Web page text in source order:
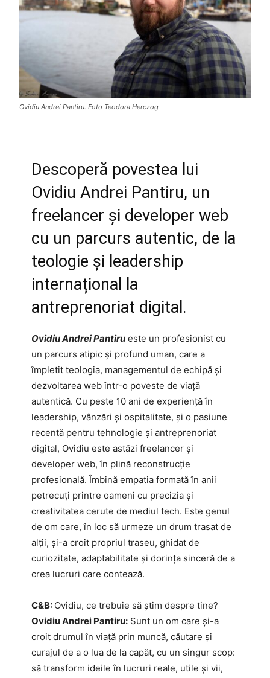
Ovidiu Andrei Pantiru. Foto Teodora Herczog
Descoperă povestea lui
Ovidiu Andrei Pantiru, un
freelancer și developer web
cu un parcurs autentic, de la
teologie și leadership
internațional la
antreprenoriat digital.
Ovidiu Andrei Pantiru este un profesionist cu
un parcurs atipic și profund uman, care a
împletit teologia, managementul de echipă și
dezvoltarea web într-o poveste de viață
autentică. Cu peste 10 ani de experiență în
leadership, vânzări și ospitalitate, și o pasiune
recentă pentru tehnologie și antreprenoriat
digital, Ovidiu este astăzi freelancer și
developer web, în plină reconstrucție
profesională. Îmbină empatia formată în anii
petrecuți printre oameni cu precizia și
creativitatea cerute de mediul tech. Este genul
de om care, în loc să urmeze un drum trasat de
alții, și-a croit propriul traseu, ghidat de
curiozitate, adaptabilitate și dorința sinceră de a
crea lucruri care contează.
C&B: Ovidiu, ce trebuie să știm despre tine?
Ovidiu Andrei Pantiru: Sunt un om care și-a
croit drumul în viață prin muncă, căutare și
curajul de a o lua de la capăt, cu un singur scop:
să transform ideile în lucruri reale, utile și vii,